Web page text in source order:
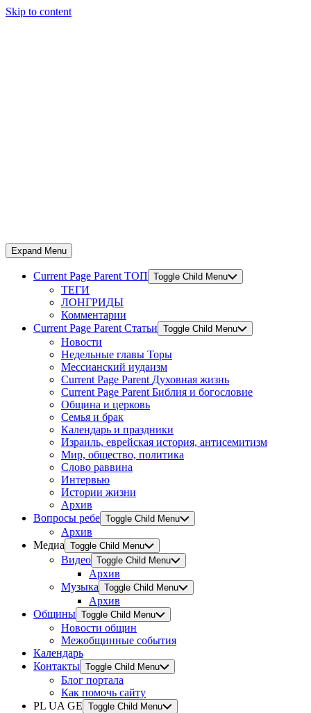
Skip to content
Expand Menu
Current Page Parent ТОП Toggle Child Menu
ТЕГИ
ЛОНГРИДЫ
Комментарии
Current Page Parent Статьи Toggle Child Menu
Новости
Недельные главы Торы
Мессианский иудаизм
Current Page Parent Духовная жизнь
Current Page Parent Библия и богословие
Община и церковь
Семья и брак
Календарь и праздники
Израиль, еврейская история, антисемитизм
Мир, общество, политика
Слово раввина
Интервью
Истории жизни
Архив
Вопросы ребе Toggle Child Menu
Архив
Медиа Toggle Child Menu
Видео Toggle Child Menu
Архив
Музыка Toggle Child Menu
Архив
Общины Toggle Child Menu
Новости общин
Межобщинные события
Календарь
Контакты Toggle Child Menu
Блог портала
Как помочь сайту
PL UA GE Toggle Child Menu